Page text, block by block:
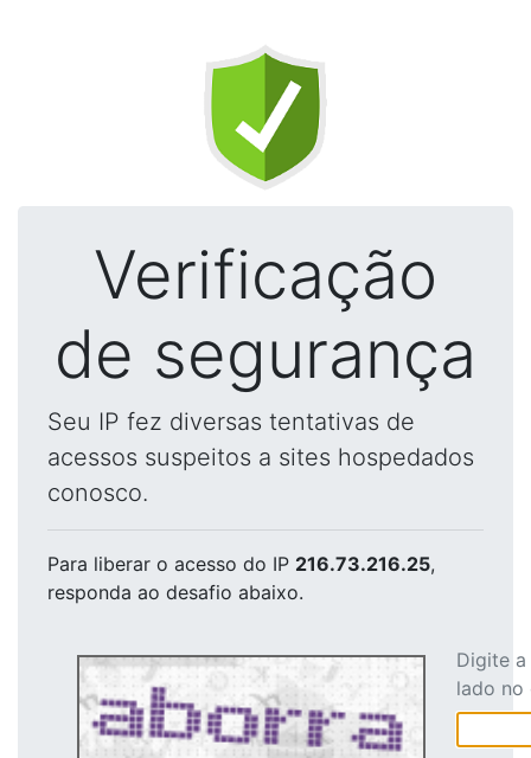
Verificação
de segurança
Seu IP fez diversas tentativas de
acessos suspeitos a sites hospedados
conosco.
Para liberar o acesso do IP 216.73.216.25,
responda ao desafio abaixo.
Digite
lado no